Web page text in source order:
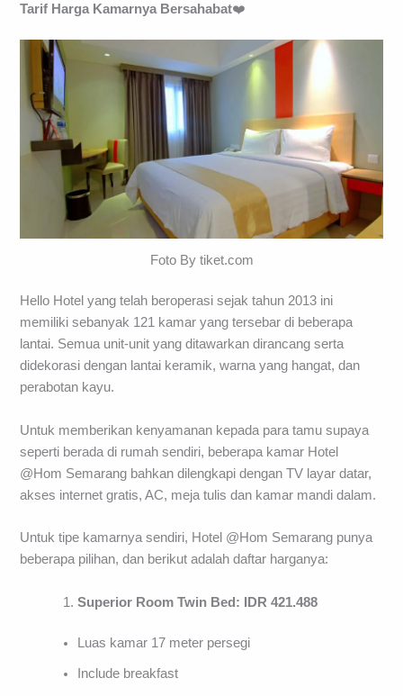
Tarif Harga Kamarnya Bersahabat❤️
Foto By tiket.com
Hello Hotel yang telah beroperasi sejak tahun 2013 ini
memiliki sebanyak 121 kamar yang tersebar di beberapa
lantai. Semua unit-unit yang ditawarkan dirancang serta
didekorasi dengan lantai keramik, warna yang hangat, dan
perabotan kayu.
Untuk memberikan kenyamanan kepada para tamu supaya
seperti berada di rumah sendiri, beberapa kamar Hotel
@Hom Semarang bahkan dilengkapi dengan TV layar datar,
akses internet gratis, AC, meja tulis dan kamar mandi dalam.
Untuk tipe kamarnya sendiri, Hotel @Hom Semarang punya
beberapa pilihan, dan berikut adalah daftar harganya:
Superior Room Twin Bed: IDR 421.488
Luas kamar 17 meter persegi
Include breakfast